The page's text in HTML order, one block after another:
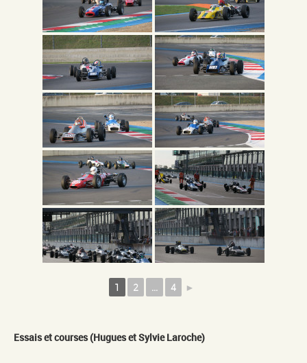
1 2 ... 4 ►
Essais et courses (Hugues et Sylvie Laroche)